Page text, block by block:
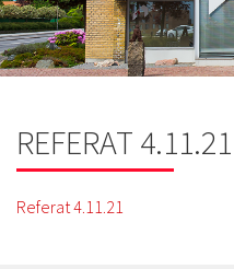
REFERAT 4.11.21
Referat 4.11.21